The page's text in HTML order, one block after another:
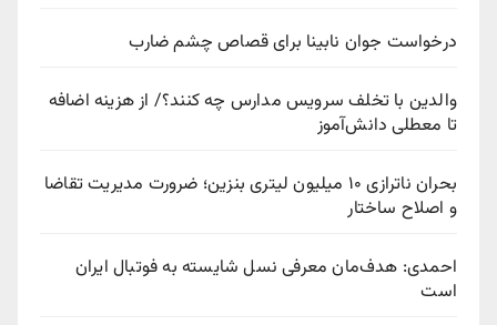
درخواست جوان نابینا برای قصاص چشم ضارب
والدین با تخلف سرویس مدارس چه کنند؟/ از هزینه اضافه
تا معطلی دانش‌آموز
بحران ناترازی ۱۰ میلیون لیتری بنزین؛ ضرورت مدیریت تقاضا
و اصلاح ساختار
احمدی: هدف‌مان معرفی نسل شایسته به فوتبال ایران
است